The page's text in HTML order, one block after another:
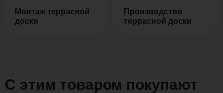
Монтаж террасной
доски
Производство
террасной доски
С этим товаром покупают